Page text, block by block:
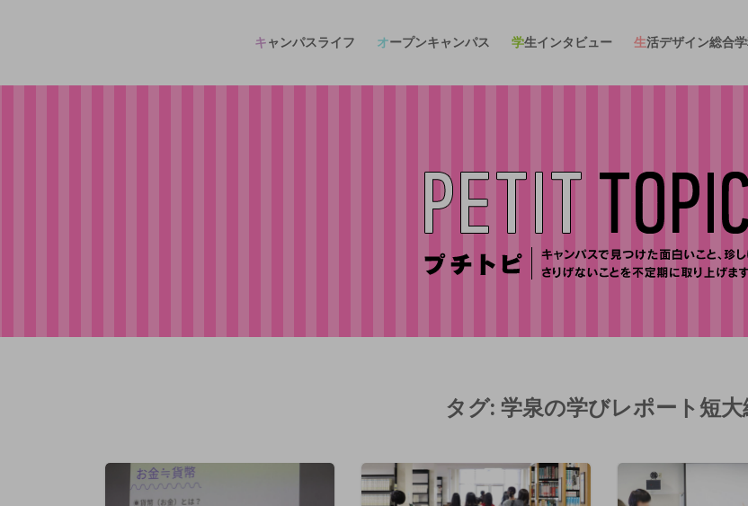
キャンパスライフ オープンキャンパス 学生インタビュー 生活デザイン総合
タグ: 学泉の学びレポート短大